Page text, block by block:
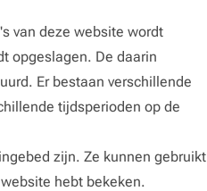
van deze website wordt
opgeslagen. De daarin
Er bestaan verschillende
tijdsperioden op de
zijn. Ze kunnen gebruikt
hebt bekeken.